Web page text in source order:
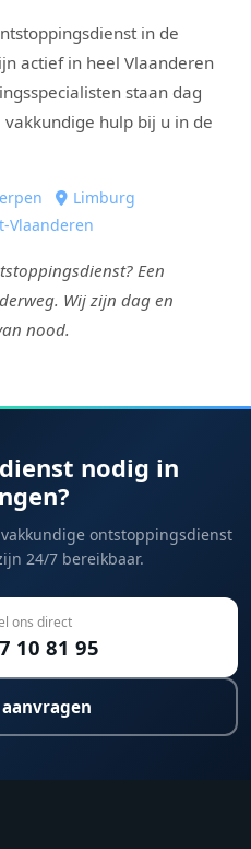
in de
actief in heel Vlaanderen
staan dag
hulp bij u in de
Limburg
Vlaanderen
Een
Wij zijn dag en
nood.
nodig in
ontstoppingsdienst
24/7 bereikbaar.
ons direct
10 81 95